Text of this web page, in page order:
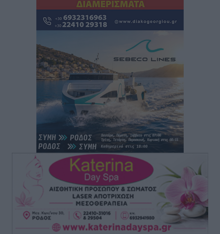
Ρόδος: «Βουλιάζει» από τουρίστες – Πάνω από 1 εκατ.
επιβάτες και 55 κρουαζιερόπλοια
Γ’ Εθνική Κατηγορία: Οι ημερομηνίες των
αγωνιστικών της κανονικής περιόδου
πριν 7 ώρες
Συνελήφθησαν δύο άτομα στην Κάρπαθο για άγρα
Τοπικές Ειδήσεις• πριν 8 ώρες
Χωρίς υποχρεωτική παρουσία μικρών στη 12άδα
Αθλητικά πριν 8 ώρες
Ο Πελεκάνος, οι ανεμογεννήτριες και μια κοινότητα
που κανείς δεν ρώτησε
Δημο-Κρίσεις• πριν 8 ώρες